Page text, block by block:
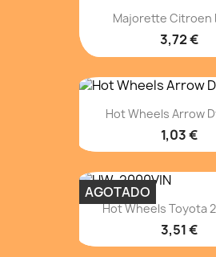
Majorette Citroen
3,72 €
Hot Wheels Arrow
1,03 €
Hot Wheels Toyota
3,51 €
AGOTADO